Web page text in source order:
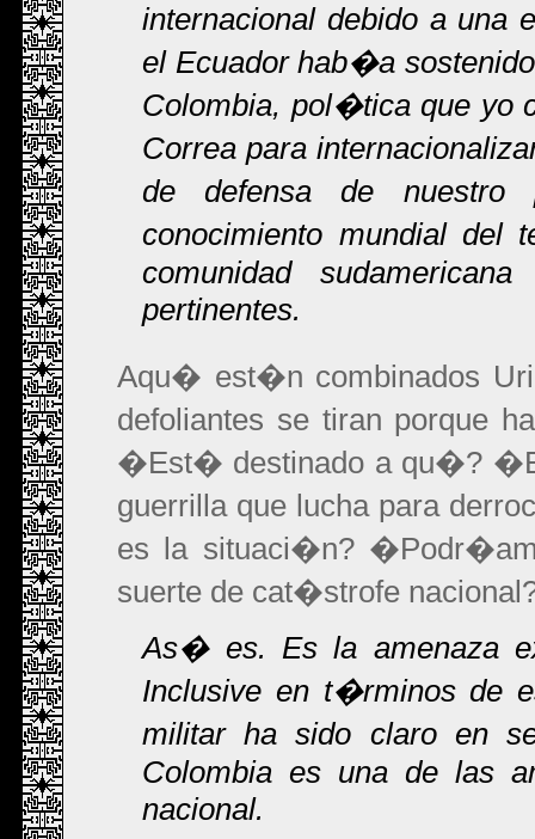
internacional debido a una
el Ecuador hab�a
Colombia, pol�tica que yo
Correa para
de defensa de
conocimiento mundial
comunidad
pertinentes.
Aqu� est�n combinados
defoliantes se tiran porque
�Est� destinado a qu�?
guerrilla que lucha para
es la situaci�n?
suerte de cat�strofe
As� es. Es la amenaza
Inclusive en t�rminos de
militar ha sido claro en
Colombia es una de las
nacional.